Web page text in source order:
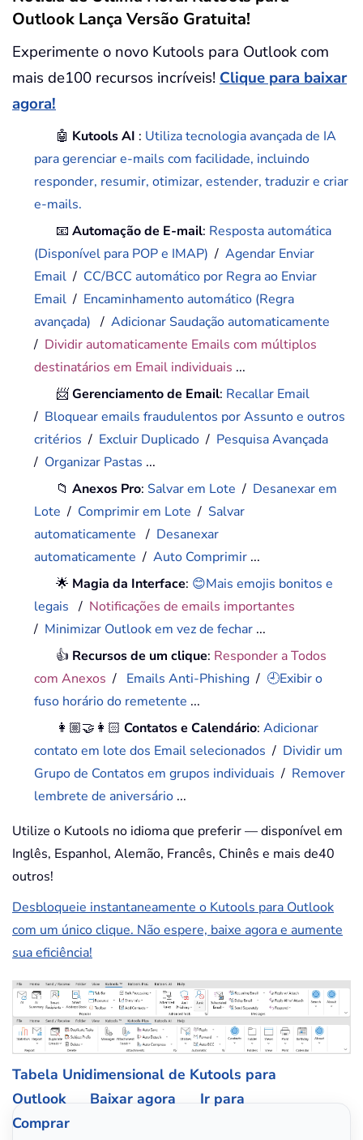
Outlook Lança Versão Gratuita!
Experimente o novo Kutools para Outlook com
mais de100 recursos incríveis! Clique para baixar
agora!
🤖 Kutools AI : Utiliza tecnologia avançada de IA
para gerenciar e-mails com facilidade, incluindo
responder, resumir, otimizar, estender, traduzir e criar
e-mails.
📧Automação de E-mail: Resposta automática
(Disponível para POP e IMAP) /Agendar Enviar
Email / CC/BCC automático por Regra ao Enviar
Email / Encaminhamento automático (Regra
avançada) /Adicionar Saudação automaticamente
/ Dividir automaticamente Emails com múltiplos
destinatários em Email individuais ...
📨Gerenciamento de Email: Recallar Email
/ Bloquear emails fraudulentos por Assunto e outros
critérios / Excluir Duplicado / Pesquisa Avançada
/ Organizar Pastas ...
📁Anexos Pro: Salvar em Lote / Desanexar em
Lote / Comprimir em Lote / Salvar
automaticamente / Desanexar
automaticamente /Auto Comprimir ...
🌟 Magia da Interface: 😊Mais emojis bonitos e
legais / Notificações de emails importantes
/ Minimizar Outlook em vez de fechar ...
👍 Recursos de um clique: Responder a Todos
com Anexos / Emails Anti-Phishing / 🕘Exibir o
fuso horário do remetente ...
👩🏼‍🤝‍👩🏻Contatos e Calendário:Adicionar
contato em lote dos Email selecionados / Dividir um
Grupo de Contatos em grupos individuais / Remover
lembrete de aniversário ...
Utilize o Kutools no idioma que preferir — disponível em
Inglês, Espanhol, Alemão, Francês, Chinês e mais de40
outros!
Desbloqueie instantaneamente o Kutools para Outlook
com um único clique. Não espere, baixe agora e aumente
sua eficiência!
Tabela Unidimensional de Kutools para
Outlook
Baixar agora
Ir para
Comprar